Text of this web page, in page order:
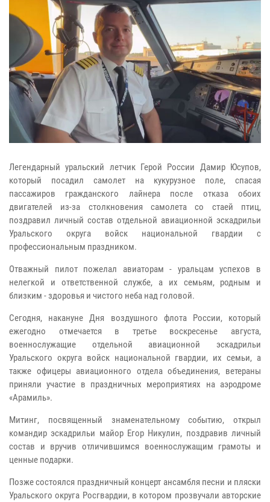
Легендарный уральский летчик Герой России Дамир Юсупов,
который посадил самолет на кукурузное поле, спасая
пассажиров гражданского лайнера после отказа обоих
двигателей из-за столкновения самолета со стаей птиц,
поздравил личный состав отдельной авиационной эскадрильи
Уральского округа войск национальной гвардии с
профессиональным праздником.
Отважный пилот пожелал авиаторам - уральцам успехов в
нелегкой и ответственной службе, а их семьям, родным и
близким - здоровья и чистого неба над головой.
Сегодня, накануне Дня воздушного флота России, который
ежегодно отмечается в третье воскресенье августа,
военнослужащие отдельной авиационной эскадрильи
Уральского округа войск национальной гвардии, их семьи, а
также офицеры авиационного отдела объединения, ветераны
приняли участие в праздничных мероприятиях на аэродроме
«Арамиль».
Митинг, посвященный знаменательному событию, открыл
командир эскадрильи майор Егор Никулин, поздравив личный
состав и вручив отличившимся военнослужащим грамоты и
ценные подарки.
Позже состоялся праздничный концерт ансамбля песни и пляски
Уральского округа Росгвардии, в котором прозвучали авторские